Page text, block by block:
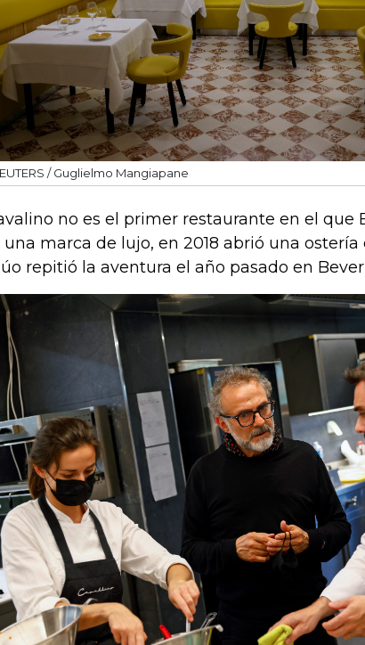
/ Guglielmo Mangiapane
no es el primer restaurante en el que
una marca de lujo, en 2018 abrió una ostería
repitió la aventura el año pasado en